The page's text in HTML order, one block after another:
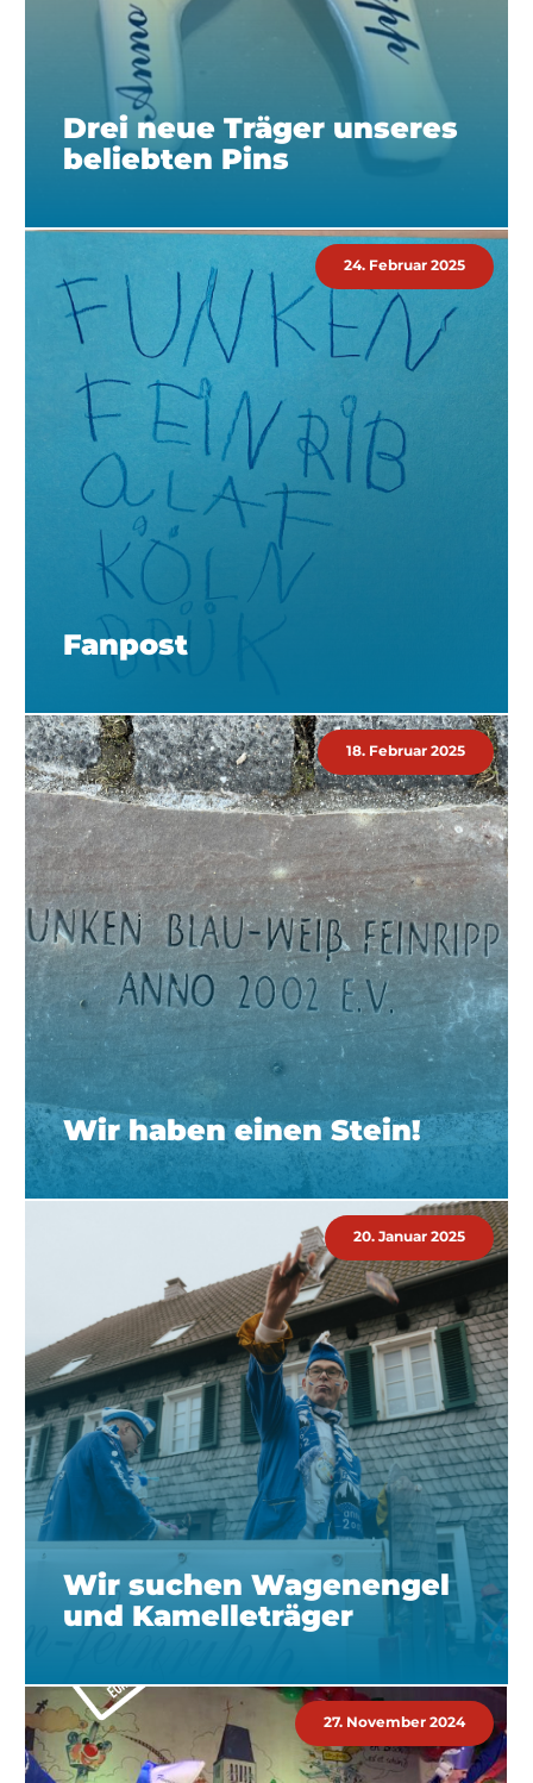
Drei neue Träger unseres
beliebten Pins
24. Februar 2025
Fanpost
18. Februar 2025
Wir haben einen Stein!
20. Januar 2025
Wir suchen Wagenengel
und Kamelleträger
27. November 2024